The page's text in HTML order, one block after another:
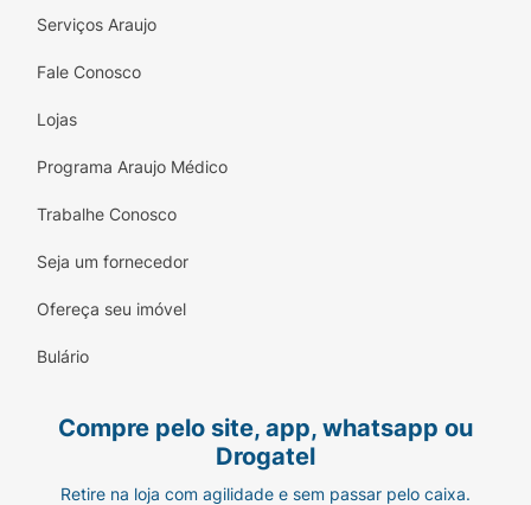
Serviços Araujo
Fale Conosco
Lojas
Programa Araujo Médico
Trabalhe Conosco
Seja um fornecedor
Ofereça seu imóvel
Bulário
Compre pelo site, app, whatsapp ou
Drogatel
Retire na loja com agilidade e sem passar pelo caixa.